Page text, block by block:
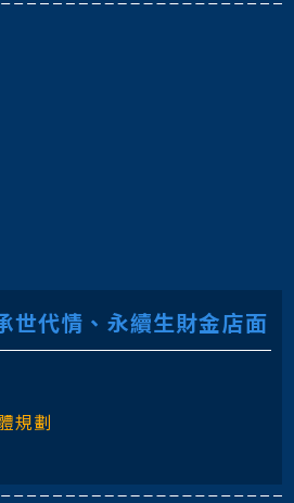
世代情、永續生財金店面
規劃